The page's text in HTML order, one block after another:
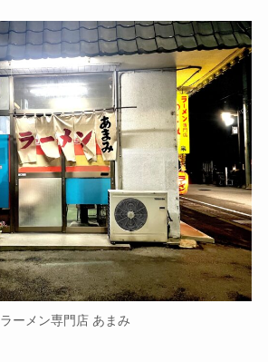
ラーメン専門店 あまみ